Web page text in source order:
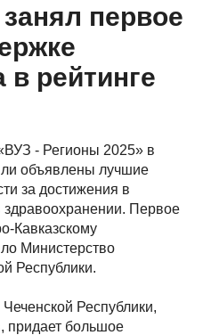
первое
в рейтинге
- Регионы 2025» в
объявлены лучшие
за достижения в
здравоохранении. Первое
Кавказскому
Министерство
Республики.
Республики,
придает большое